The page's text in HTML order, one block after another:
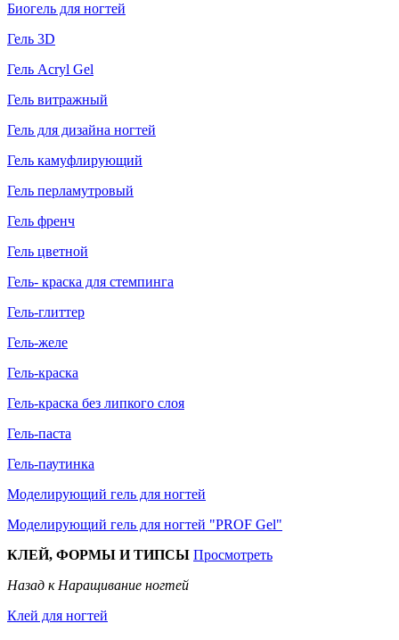
Биогель для ногтей
Гель 3D
Гель Acryl Gel
Гель витражный
Гель для дизайна ногтей
Гель камуфлирующий
Гель перламутровый
Гель френч
Гель цветной
Гель- краска для стемпинга
Гель-глиттер
Гель-желе
Гель-краска
Гель-краска без липкого слоя
Гель-паста
Гель-паутинка
Моделирующий гель для ногтей
Моделирующий гель для ногтей "PROF Gel"
КЛЕЙ, ФОРМЫ И ТИПСЫ Просмотреть
Назад к Наращивание ногтей
Клей для ногтей